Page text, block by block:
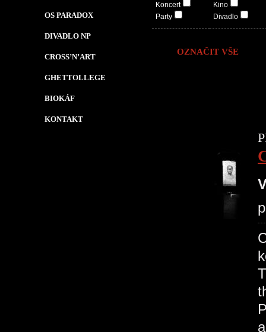
OS PARADOX
DIVADLO NP
CROSS’N’ART
GHETTOLLEGE
BIOKÁF
KONTAKT
Koncert
Party
Kino
Divadlo
OZNAČIT VŠE